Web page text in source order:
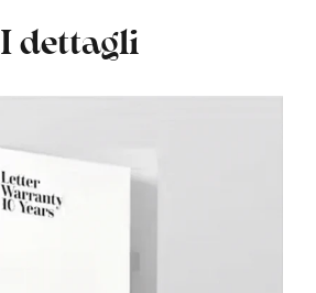
I dettagli